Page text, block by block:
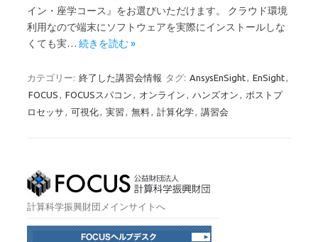
イン・座学コース』をお選びいただけます。 クラウド環境
利用なので端末にソフトウェアを実際にインストールしな
くても実… 続きを読む »
カテゴリー: 終了した講習会情報 タグ: AnsysEnSight, EnSight,
FOCUS , FOCUSスパコン , オンライン , ハンズオン , ポストプ
ロセッサ , 可視化, 実習 , 無料, 計算化学, 講習会
計算科学振興財団メインサイトへ